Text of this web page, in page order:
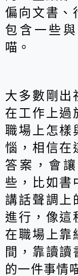
偏向文書、
包含一些
喵。
大多數剛出
在工作上過
職場上怎樣
惱，相信在
答案，會
些，比如書
講話聲調上
進行，像這
在職場上靠
間，靠讀讀
的一件事情